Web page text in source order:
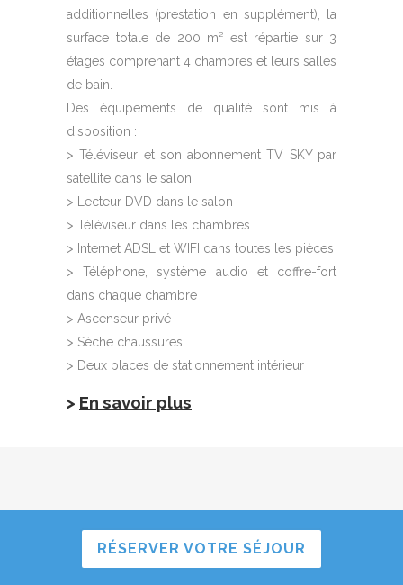
additionnelles (prestation en supplément), la
surface totale de 200 m² est répartie sur 3
étages comprenant 4 chambres et leurs salles
de bain.
Des équipements de qualité sont mis à
disposition :
> Téléviseur et son abonnement TV SKY par
satellite dans le salon
> Lecteur DVD dans le salon
> Téléviseur dans les chambres
> Internet ADSL et WIFI dans toutes les pièces
> Téléphone, système audio et coffre-fort
dans chaque chambre
> Ascenseur privé
> Sèche chaussures
> Deux places de stationnement intérieur
> En savoir plus
RÉSERVER VOTRE SÉJOUR